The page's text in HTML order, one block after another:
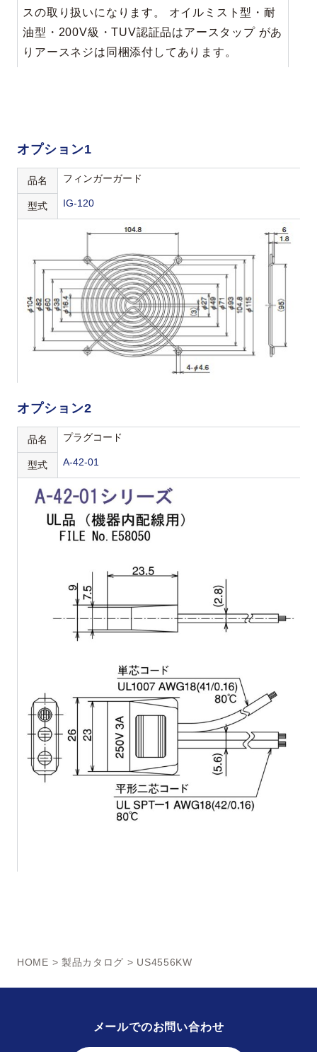
スの取り扱いになります。 オイルミスト型・耐
油型・200V級・TUV認証品はアースタップ があ
りアースネジは同梱添付してあります。
オプション1
品名 フィンガーガード
型式 IG-120
オプション2
品名 プラグコード
型式 A-42-01
HOME > 製品カタログ > US4556KW
メールでのお問い合わせ